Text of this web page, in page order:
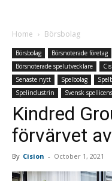
Home Börsbolag
Börsbolag Börsnoterade företag
Börsnoterade spelutvecklare
Senaste nytt
Spelbolag
Spelindustrin
Svensk spellicens
Kindred
förvärvet
By Cision - October 1, 2021